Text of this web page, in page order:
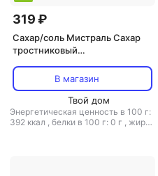
319 ₽
Сахар/соль Мистраль Сахар
тростниковый
в кубиках, 500 г
В магазин
Твой дом
Энергетическая ценность в 100 г:
392 ккал , белки в 100 г: 0 г , жиры